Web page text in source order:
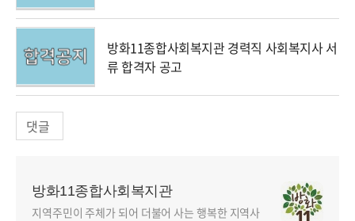
방화11종합사회복지관 경력직 사회복지사 서
류 합격자 공고
댓글
방화11종합사회복지관
지역주민이 주체가 되어 더불어 사는 행복한 지역사